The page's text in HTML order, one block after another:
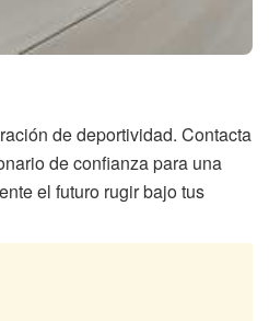
de deportividad. Contacta
de confianza para una
el futuro rugir bajo tus